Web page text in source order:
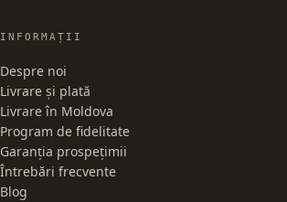
INFORMAȚII
Despre noi
Livrare și plată
Livrare în Moldova
Program de fidelitate
Garanția prospețimii
Întrebări frecvente
Blog